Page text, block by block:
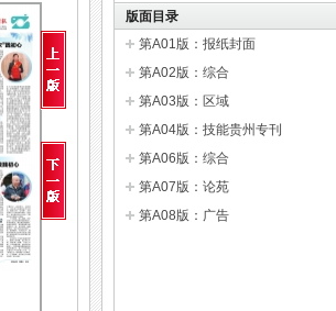
版面目录
第A01版：报纸封面
第A02版：综合
第A03版：区域
第A04版：技能贵州专刊
第A06版：综合
第A07版：论苑
第A08版：广告